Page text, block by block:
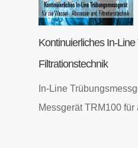
Kontinuierliches In-
Filtrationstechnik
In-Line
Messgerät TRM100